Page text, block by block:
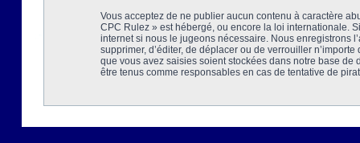
Vous acceptez de ne publier aucun contenu à caractère
CPC Rulez » est hébergé, ou encore la loi internationale.
internet si nous le jugeons nécessaire. Nous enregistrons
supprimer, d’éditer, de déplacer ou de verrouiller
que vous avez saisies soient stockées dans notre base
être tenus comme responsables en cas de tentative de